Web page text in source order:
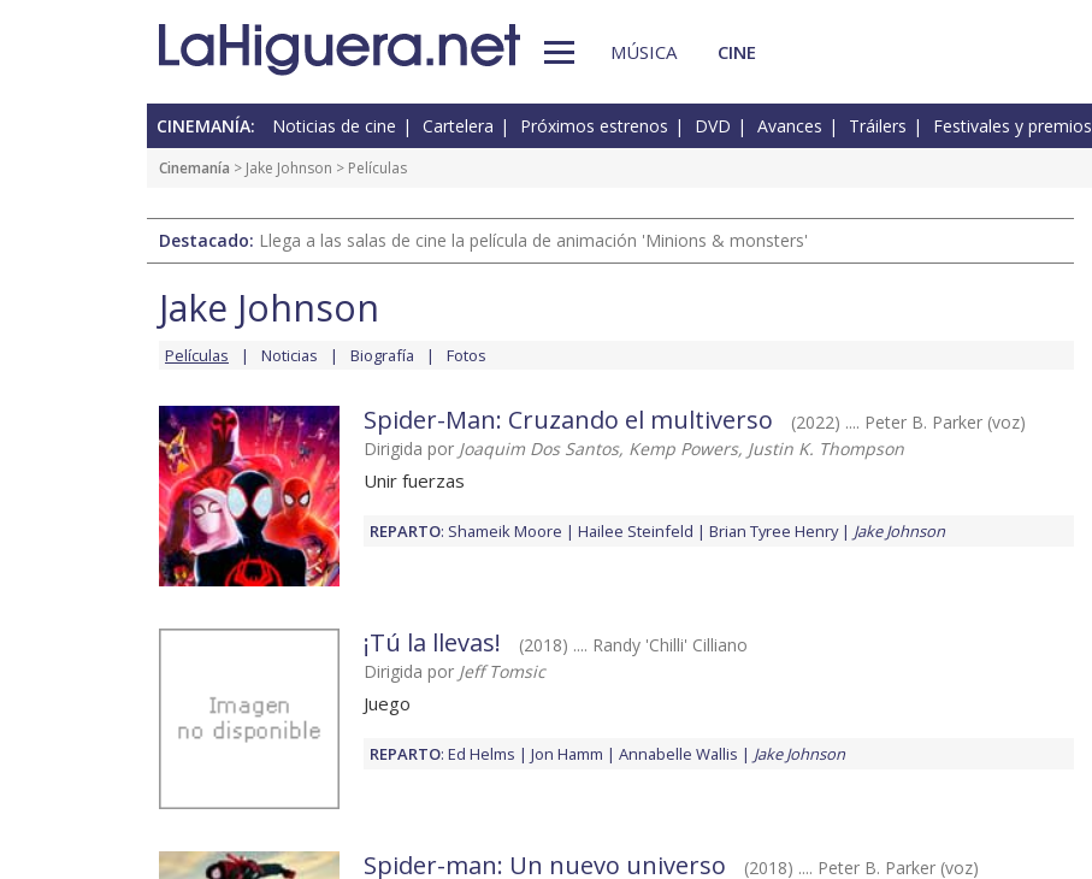
MÚSICA CINE
CINEMANÍA: Noticias de cine Cartelera Próximos estrenos DVD Avances Tráilers Festivales y premios
Cinemanía > Jake Johnson > Películas
Destacado: Llega a las salas de cine la película de animación 'Minions & monsters'
Jake Johnson
Películas Noticias Biografía Fotos
Spider-Man: Cruzando el multiverso
(2022) .... Peter B. Parker (voz)
Dirigida por Joaquim Dos Santos, Kemp Powers, Justin K. Thompson
Unir fuerzas
REPARTO: Shameik Moore Hailee Steinfeld Brian Tyree Henry Jake Johnson
¡Tú la llevas!
(2018) .... Randy 'Chilli' Cilliano
Dirigida por Jeff Tomsic
Juego
REPARTO: Ed Helms Jon Hamm Annabelle Wallis Jake Johnson
Spider-man: Un nuevo universo
(2018) .... Peter B. Parker (voz)